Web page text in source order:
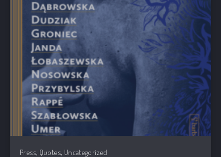
Press, Quotes, Uncategorized